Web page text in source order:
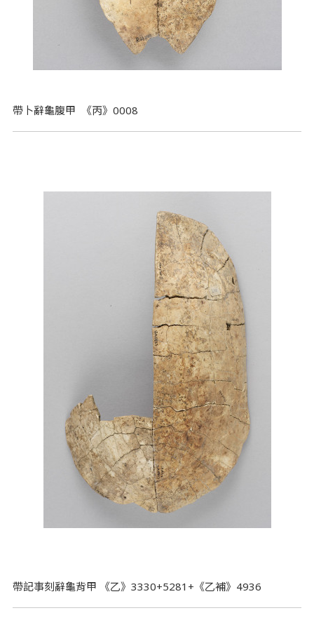
帶卜辭龜腹甲 《丙》0008
帶記事刻辭龜背甲 《乙》3330+5281+《乙補》4936